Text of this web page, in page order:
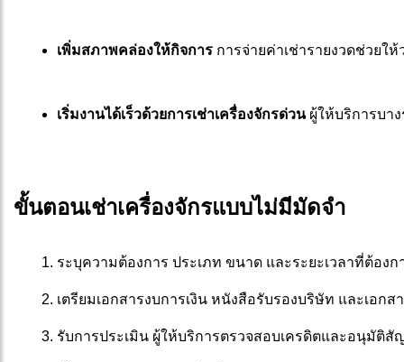
เพิ่มสภาพคล่องให้กิจการ การจ่ายค่าเช่ารายงวดช่วยใ
เริ่มงานได้เร็วด้วยการเช่าเครื่องจักรด่วน ผู้ให้บริการบา
ขั้นตอนเช่าเครื่องจักรแบบไม่มีมัดจำ
ระบุความต้องการ ประเภท ขนาด และระยะเวลาที่ต้องก
เตรียมเอกสารงบการเงิน หนังสือรับรองบริษัท และเอกส
รับการประเมิน ผู้ให้บริการตรวจสอบเครดิตและอนุมัติ